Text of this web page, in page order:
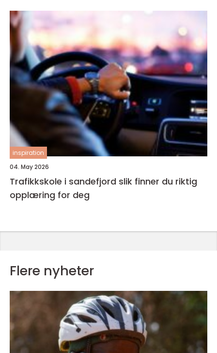
inspiration
04. May 2026
Trafikkskole i sandefjord slik finner du riktig
opplæring for deg
Flere nyheter